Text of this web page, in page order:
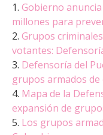
1. Gobierno
millones para
2. Grupos
votantes:
3. Defensoría del
grupos armados
4. Mapa de la
expansión de
5. Los grupos